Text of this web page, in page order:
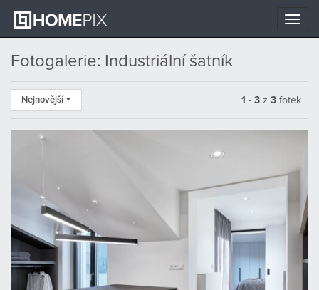
Toggle
Fotogalerie: Industriální šatník
Nejnovější 1 - 3 z 3 fotek